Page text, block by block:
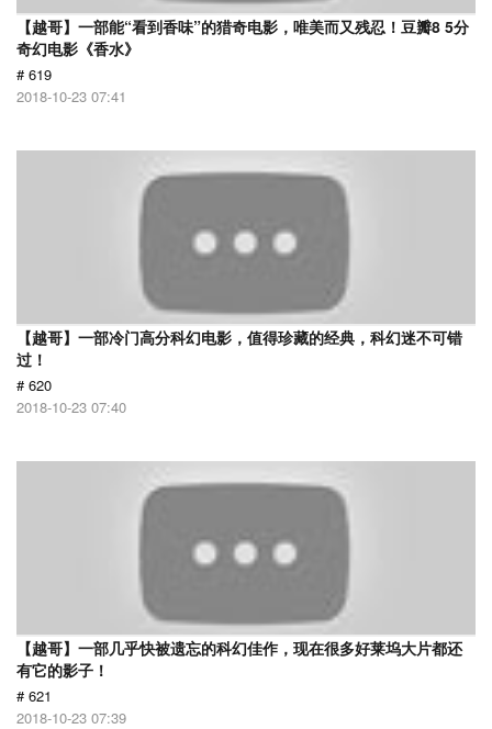
【越哥】一部能“看到香味”的猎奇电影，唯美而又残忍！豆瓣8 5分
奇幻电影《香水》
# 619
2018-10-23 07:41
【越哥】一部冷门高分科幻电影，值得珍藏的经典，科幻迷不可错
过！
# 620
2018-10-23 07:40
【越哥】一部几乎快被遗忘的科幻佳作，现在很多好莱坞大片都还
有它的影子！
# 621
2018-10-23 07:39